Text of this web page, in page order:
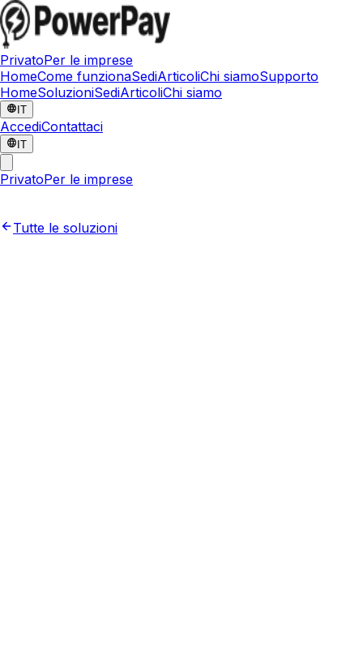
PrivatoPer le imprese
HomeCome funzionaSediArticoliChi siamoSupporto
HomeSoluzioniSediArticoliChi siamo
IT
AccediContattaci
IT
PrivatoPer le imprese
Tutte le soluzioni